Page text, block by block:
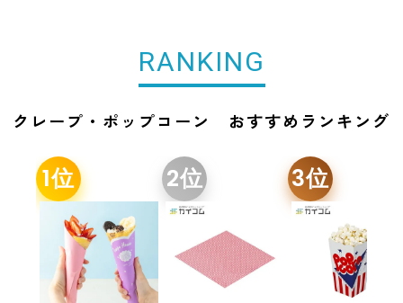
RANKING
クレープ・ポップコーン おすすめランキング